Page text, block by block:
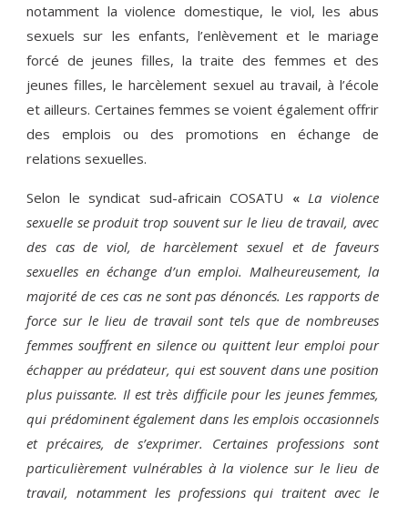
notamment la violence domestique, le viol, les abus
sexuels sur les enfants, l’enlèvement et le mariage
forcé de jeunes filles, la traite des femmes et des
jeunes filles, le harcèlement sexuel au travail, à l’école
et ailleurs. Certaines femmes se voient également offrir
des emplois ou des promotions en échange de
relations sexuelles.
Selon le syndicat sud-africain COSATU « La violence
sexuelle se produit trop souvent sur le lieu de travail, avec
des cas de viol, de harcèlement sexuel et de faveurs
sexuelles en échange d’un emploi. Malheureusement, la
majorité de ces cas ne sont pas dénoncés. Les rapports de
force sur le lieu de travail sont tels que de nombreuses
femmes souffrent en silence ou quittent leur emploi pour
échapper au prédateur, qui est souvent dans une position
plus puissante. Il est très difficile pour les jeunes femmes,
qui prédominent également dans les emplois occasionnels
et précaires, de s’exprimer. Certaines professions sont
particulièrement vulnérables à la violence sur le lieu de
travail, notamment les professions qui traitent avec le